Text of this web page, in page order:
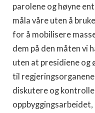
parolene og høyne
måla våre uten å
for å mobilisere
dem på den måten vi
uten at presidiene og
til
diskutere og